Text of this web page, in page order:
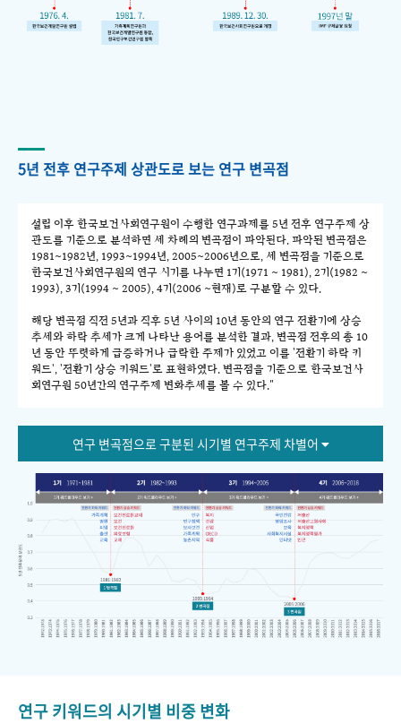
5년 전후 연구주제 상관도로 보는 연구 변곡점
설립 이후 한국보건사회연구원이 수행한 연구과제를 5년 전후 연구주제 상
관도를 기준으로 분석하면 세 차례의 변곡점이 파악된다. 파악된 변곡점은
1981~1982년, 1993~1994년, 2005~2006년으로, 세 변곡점을 기준으로
한국보건사회연구원의 연구 시기를 나누면 1기(1971 ~ 1981), 2기(1982 ~
1993), 3기(1994 ~ 2005), 4기(2006 ~현재)로 구분할 수 있다.
해당 변곡점 직전 5년과 직후 5년 사이의 10년 동안의 연구 전환기에 상승
추세와 하락 추세가 크게 나타난 용어를 분석한 결과, 변곡점 전후의 총 10
년 동안 뚜렷하게 급증하거나 급락한 주제가 있었고 이를 '전환기 하락 키
워드', '전환기 상승 키워드'로 표현하였다. 변곡점을 기준으로 한국보건사
회연구원 50년간의 연구주제 변화추세를 볼 수 있다."
연구 변곡점으로 구분된 시기별 연구주제 차별어
연구 키워드의 시기별 비중 변화